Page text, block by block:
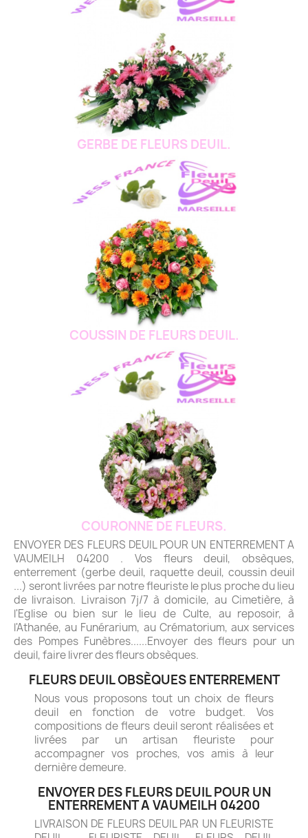
GERBE DE FLEURS DEUIL.
COUSSIN DE FLEURS DEUIL.
COURONNE DE FLEURS.
ENVOYER DES FLEURS DEUIL POUR UN ENTERREMENT A
VAUMEILH 04200 . Vos fleurs deuil, obsèques,
enterrement (gerbe deuil, raquette deuil, coussin deuil
...) seront livrées par notre fleuriste le plus proche du lieu
de livraison. Livraison 7j/7 à domicile, au Cimetière, à
l'Eglise ou bien sur le lieu de Culte, au reposoir, à
l'Athanée, au Funérarium, au Crématorium, aux services
des Pompes Funèbres......Envoyer des fleurs pour un
deuil, faire livrer des fleurs obsèques.
FLEURS DEUIL OBSÈQUES ENTERREMENT
Nous vous proposons tout un choix de fleurs
deuil en fonction de votre budget. Vos
compositions de fleurs deuil seront réalisées et
livrées par un artisan fleuriste pour
accompagner vos proches, vos amis à leur
dernière demeure.
ENVOYER DES FLEURS DEUIL POUR UN
ENTERREMENT A VAUMEILH 04200
LIVRAISON DE FLEURS DEUIL PAR UN FLEURISTE